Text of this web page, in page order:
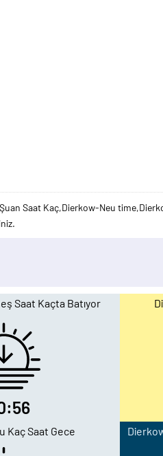
Saat Kaç,Dierkow-Neu
Saat Kaçta Batıyor
Kaç Saat Gece